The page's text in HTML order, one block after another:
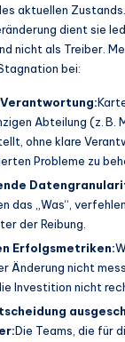
aktuellen
dient sie
nicht als Treiber.
bei:
Abteilung (z. B.
ohne klare
Probleme zu
das „Was“,
der Reibung.
Erfolgsmetriken:
Änderung nicht
Investition nicht
Die Teams, die für